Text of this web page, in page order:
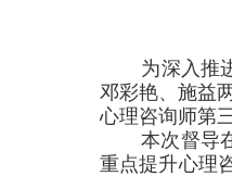
为深入推
邓彩艳、施益
心理咨询师第
本次督导
重点提升心理